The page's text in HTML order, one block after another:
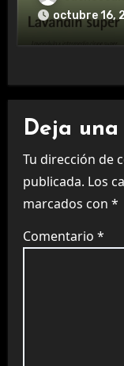
octubre 16,
Deja
Tu dirección de
publicada. Los
marcados con *
Comentario *